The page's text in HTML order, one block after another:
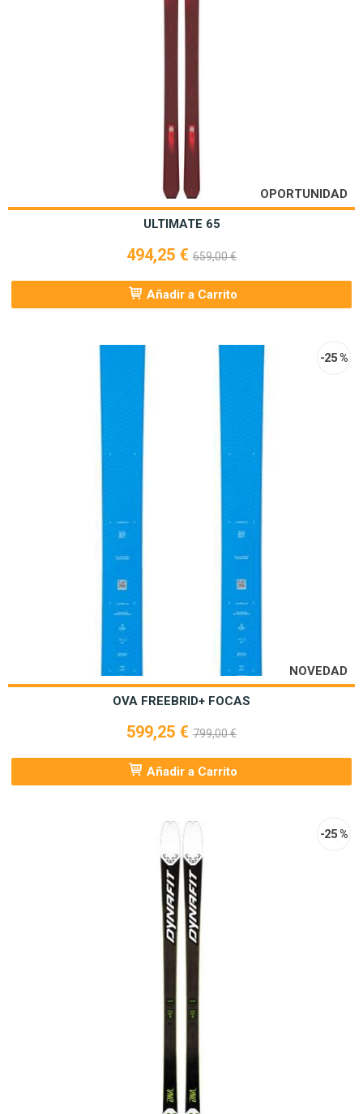
OPORTUNIDAD
ULTIMATE 65
494,25 € 659,00 €
Añadir a Carrito
NOVEDAD
-25 %
OVA FREEBRID+ FOCAS
599,25 € 799,00 €
Añadir a Carrito
-25 %